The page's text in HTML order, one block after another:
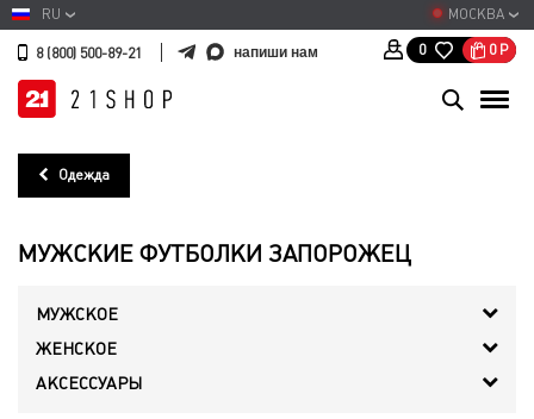
МОСКВА
RU
8 (800) 500-89-21 напиши нам 0 0 Р
Одежда
МУЖСКИЕ ФУТБОЛКИ ЗАПОРОЖЕЦ
МУЖСКОЕ
ЖЕНСКОЕ
АКСЕССУАРЫ